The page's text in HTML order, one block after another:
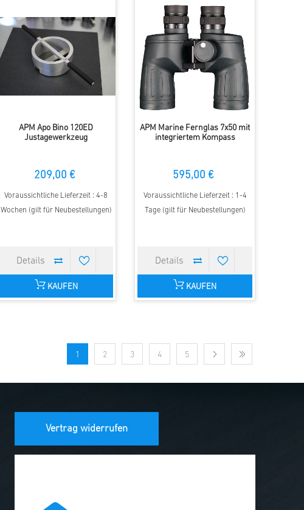
APM Apo Bino 120ED
Justagewerkzeug
209,00 €
Voraussichtliche Lieferzeit : 4-8
Wochen (gilt für Neubestellungen)
KAUFEN
APM Marine Fernglas 7x50 mit
integriertem Kompass
595,00 €
Voraussichtliche Lieferzeit : 1-4
Tage (gilt für Neubestellungen)
KAUFEN
1 2 3 4 5
Vertrag widerrufen